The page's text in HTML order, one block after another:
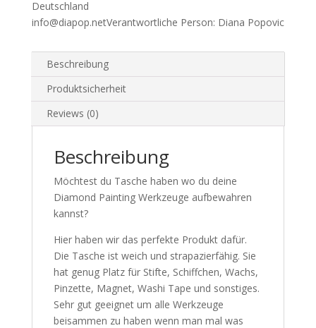
Deutschland
info@diapop.netVerantwortliche Person: Diana Popovic
Beschreibung
Produktsicherheit
Reviews (0)
Beschreibung
Möchtest du Tasche haben wo du deine
Diamond Painting Werkzeuge aufbewahren
kannst?
Hier haben wir das perfekte Produkt dafür.
Die Tasche ist weich und strapazierfähig. Sie
hat genug Platz für Stifte, Schiffchen, Wachs,
Pinzette, Magnet, Washi Tape und sonstiges.
Sehr gut geeignet um alle Werkzeuge
beisammen zu haben wenn man mal was